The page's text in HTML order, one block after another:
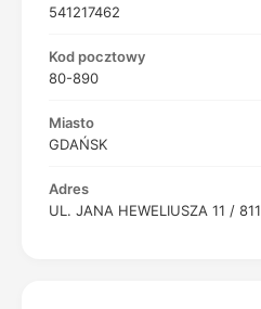
541217462
Kod pocztowy
80-890
Miasto
GDAŃSK
Adres
UL. JANA HEWELIUSZA 11 / 811